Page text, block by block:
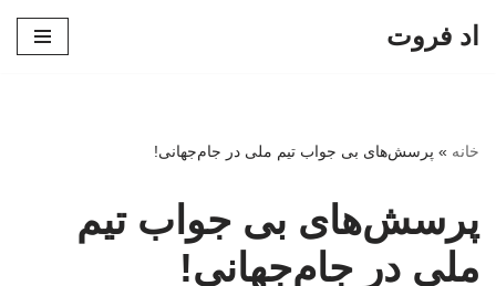
اد فروت
خانه » پرسش‌های بی جواب تیم ملی در جام‌جهانی!
پرسش‌های بی جواب تیم
ملی در جام‌جهانی!